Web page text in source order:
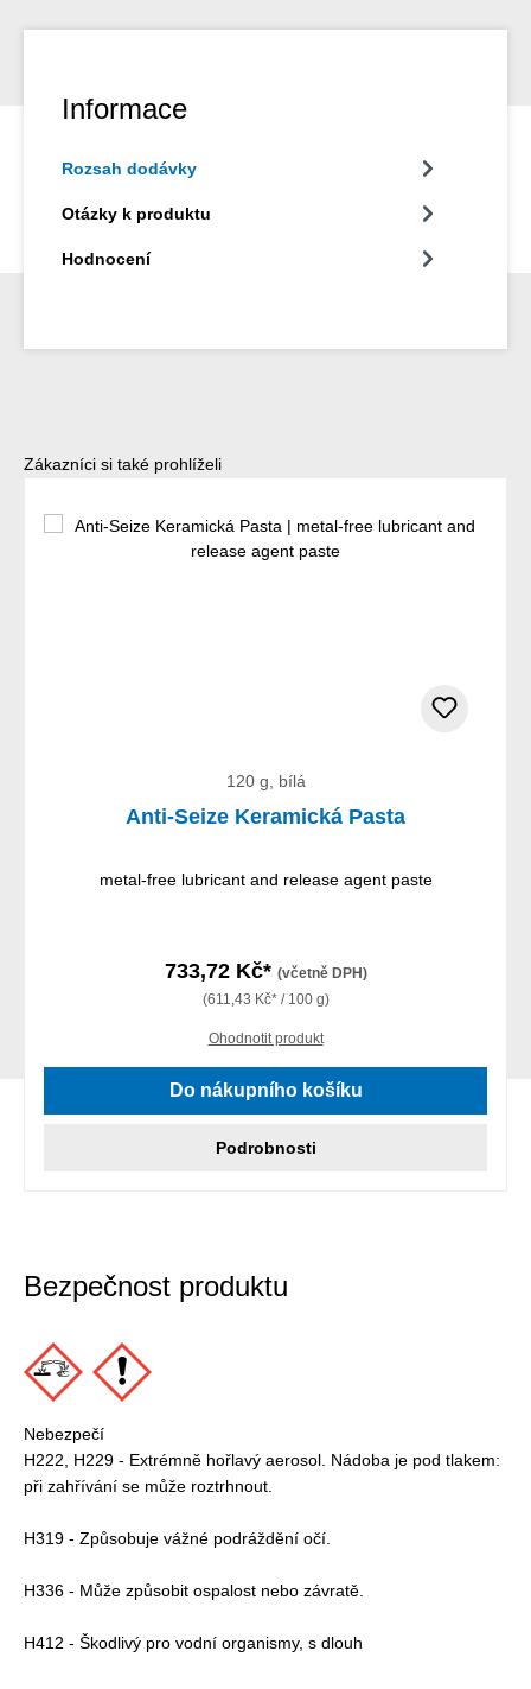
Informace
Rozsah dodávky
Otázky k produktu
Hodnocení
Přeskočit galerii produktů
Zákazníci si také prohlíželi
120 g, bílá
Anti-Seize Keramická Pasta
metal-free lubricant and release agent paste
733,72 Kč* (včetně DPH)
(611,43 Kč* / 100 g)
Ohodnotit produkt
Do nákupního košíku
Podrobnosti
Bezpečnost produktu
Nebezpečí
H222, H229 - Extrémně hořlavý aerosol. Nádoba je pod tlakem:
při zahřívání se může roztrhnout.
H319 - Způsobuje vážné podráždění očí.
H336 - Může způsobit ospalost nebo závratě.
H412 - Škodlivý pro vodní organismy, s dlouh